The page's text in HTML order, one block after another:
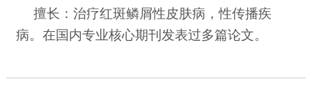
擅长：治疗红斑鳞屑性皮肤病，性传播疾
病。在国内专业核心期刊发表过多篇论文。